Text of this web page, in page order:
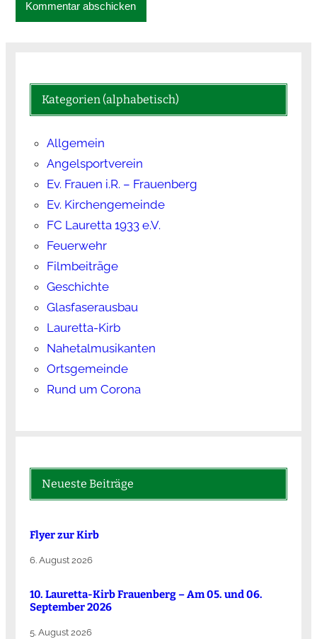
Kategorien (alphabetisch)
Allgemein
Angelsportverein
Ev. Frauen i.R. – Frauenberg
Ev. Kirchengemeinde
FC Lauretta 1933 e.V.
Feuerwehr
Filmbeiträge
Geschichte
Glasfaserausbau
Lauretta-Kirb
Nahetalmusikanten
Ortsgemeinde
Rund um Corona
Neueste Beiträge
Flyer zur Kirb
6. August 2026
10. Lauretta-Kirb Frauenberg – Am 05. und 06.
September 2026
5. August 2026